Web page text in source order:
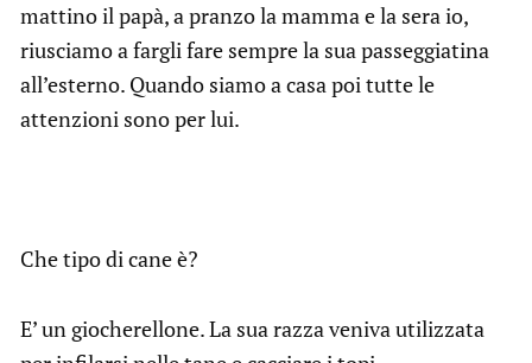
mattino il papà, a pranzo la mamma e la sera io,
riusciamo a fargli fare sempre la sua passeggiatina
all’esterno. Quando siamo a casa poi tutte le
attenzioni sono per lui.
Che tipo di cane è?
E’ un giocherellone. La sua razza veniva utilizzata